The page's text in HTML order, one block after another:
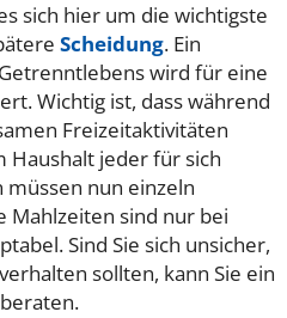
sich hier um die wichtigste
Scheidung. Ein
wird für eine
Wichtig ist, dass während
Freizeitaktivitäten
Haushalt jeder für sich
müssen nun einzeln
Mahlzeiten sind nur bei
Sind Sie sich unsicher,
sollten, kann Sie ein